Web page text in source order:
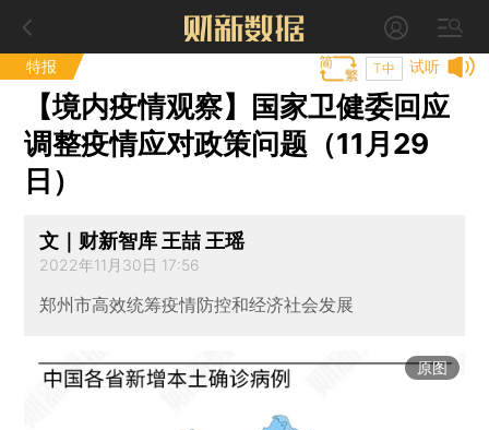
特报 试听
T中
【境内疫情观察】国家卫健委回应
调整疫情应对政策问题（11月29
日）
文｜财新智库 王喆 王瑶
2022年11月30日 17:56
郑州市高效统筹疫情防控和经济社会发展
原图